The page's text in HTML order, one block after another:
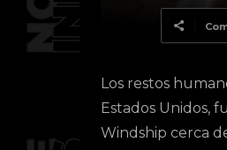
Los restos
Estados Unidos,
Windship cerca